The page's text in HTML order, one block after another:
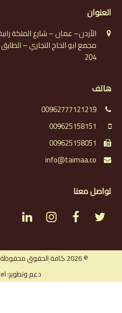
العنوان
الأردن– عمان – شارع الملكة
مجمع ابو الحاج التجاري –
204
هاتف
00962777121219
009625158151
009625158051
info@taimaa.co
تواصل معنا
t
c
e
I
s
t
L
n
k
© 2026 كافة الحقوق محفوظة - شركة تيماء للتوظيف.
دعم وتطوير: iCpanel.